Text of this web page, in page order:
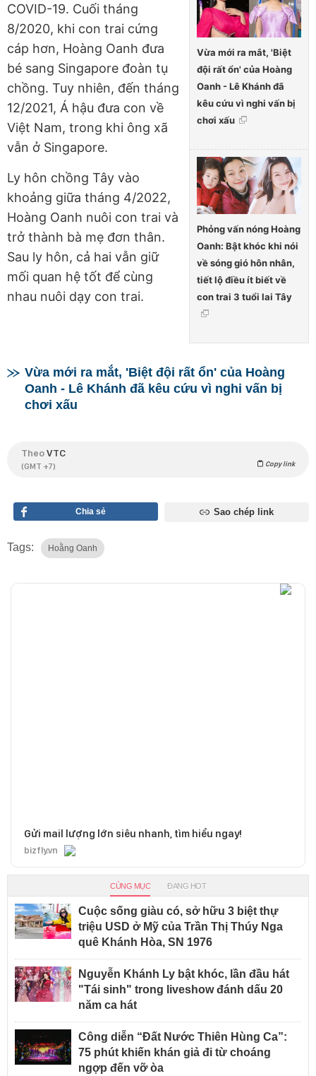
Vừa mới ra mắt, 'Biệt
đội rất ổn' của Hoàng
Oanh - Lê Khánh đã
kêu cứu vì nghi vấn bị
chơi xấu
Phỏng vấn nóng Hoàng
Oanh: Bật khóc khi nói
về sóng gió hôn nhân,
tiết lộ điều ít biết về
con trai 3 tuổi lai Tây
COVID-19. Cuối tháng
8/2020, khi con trai cứng
cáp hơn, Hoàng Oanh đưa
bé sang Singapore đoàn tụ
chồng. Tuy nhiên, đến tháng
12/2021, Á hậu đưa con về
Việt Nam, trong khi ông xã
vẫn ở Singapore.
Ly hôn chồng Tây vào
khoảng giữa tháng 4/2022,
Hoàng Oanh nuôi con trai và
trở thành bà mẹ đơn thân.
Sau ly hôn, cả hai vẫn giữ
mối quan hệ tốt để cùng
nhau nuôi dạy con trai.
Vừa mới ra mắt, 'Biệt đội rất ổn' của Hoàng
Oanh - Lê Khánh đã kêu cứu vì nghi vấn bị
chơi xấu
TheoVTC
(GMT +7) Copy link
Chia sẻ Sao chép link
Tags: Hoằng Oanh
Gửi mail lượng lớn siêu nhanh, tìm hiểu ngay!
bizfly.vn
CÙNG MỤC ĐANG HOT
Cuộc sống giàu có, sở hữu 3 biệt thự
triệu USD ở Mỹ của Trần Thị Thúy Nga
quê Khánh Hòa, SN 1976
Nguyễn Khánh Ly bật khóc, lần đầu hát
"Tái sinh" trong liveshow đánh dấu 20
năm ca hát
Công diễn “Đất Nước Thiên Hùng Ca”:
75 phút khiến khán giả đi từ choáng
ngợp đến vỡ òa